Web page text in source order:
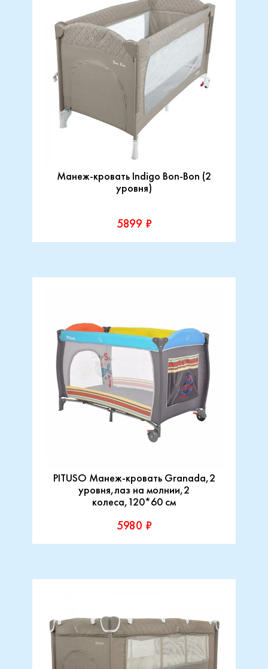
Манеж-кровать Indigo Bon-Bon (2
уровня)
5899 ₽
PITUSO Манеж-кровать Granada,2
уровня,лаз на молнии,2
колеса,120*60 см
5980 ₽